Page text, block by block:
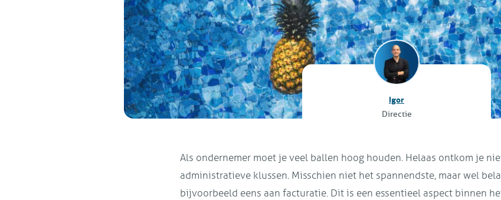
Igor
Directie
Als ondernemer moet je veel ballen hoog houden. Helaas ontkom je
administratieve klussen. Misschien niet het spannendste, maar wel
bijvoorbeeld eens aan facturatie. Dit is een essentieel aspect binnen